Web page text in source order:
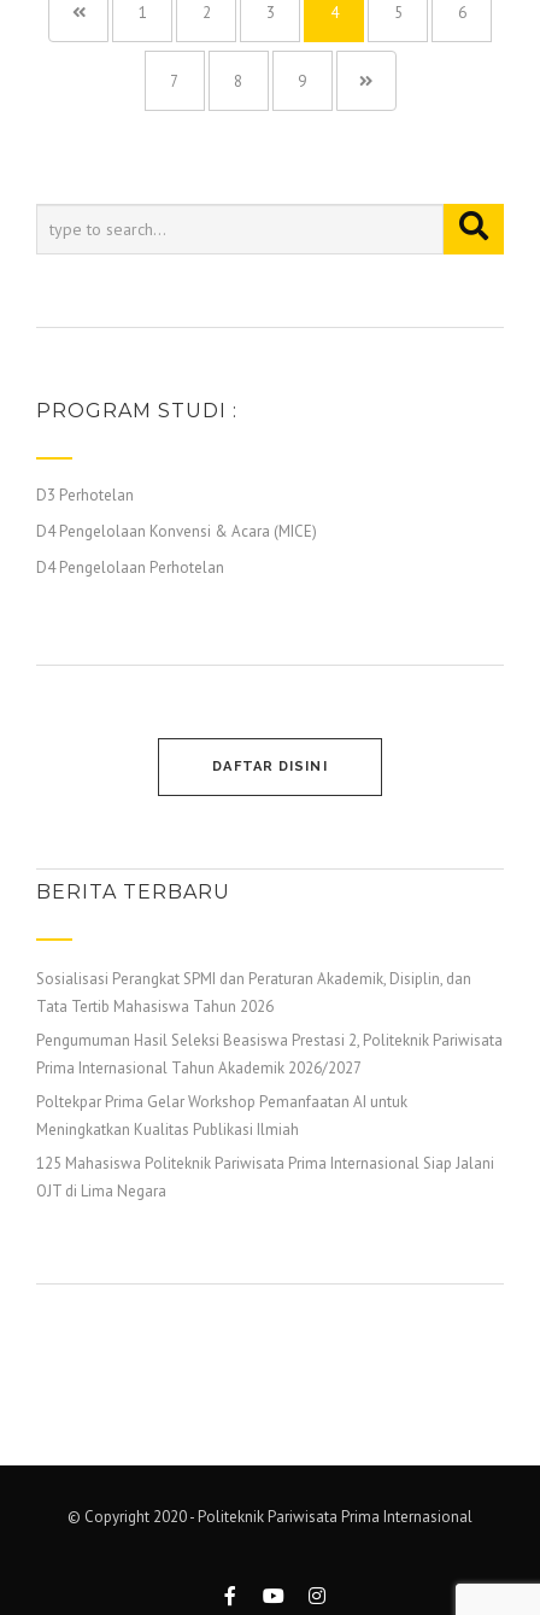
1 2 3 4 5 6
7 8 9
PROGRAM STUDI :
D3 Perhotelan
D4 Pengelolaan Konvensi & Acara (MICE)
D4 Pengelolaan Perhotelan
DAFTAR DISINI
BERITA TERBARU
Sosialisasi Perangkat SPMI dan Peraturan Akademik, Disiplin, dan
Tata Tertib Mahasiswa Tahun 2026
Pengumuman Hasil Seleksi Beasiswa Prestasi 2, Politeknik Pariwisata
Prima Internasional Tahun Akademik 2026/2027
Poltekpar Prima Gelar Workshop Pemanfaatan AI untuk
Meningkatkan Kualitas Publikasi Ilmiah
125 Mahasiswa Politeknik Pariwisata Prima Internasional Siap Jalani
OJT di Lima Negara
© Copyright 2020 - Politeknik Pariwisata Prima Internasional